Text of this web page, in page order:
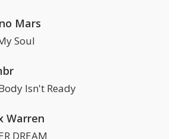
Mars
Soul
Isn't Ready
Warren
DREAM